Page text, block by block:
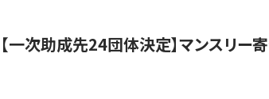
【一次助成先24団体決定】マンスリ